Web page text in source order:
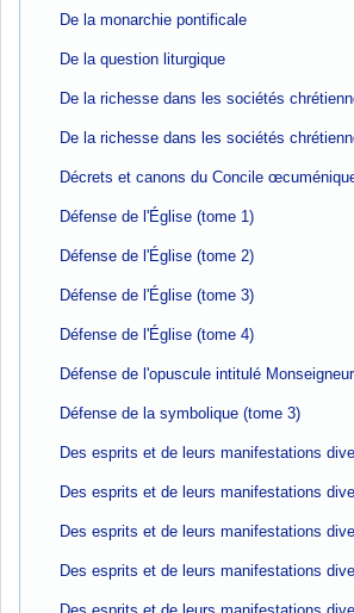
De la monarchie pontificale
De la question liturgique
De la richesse dans les sociétés
De la richesse dans les sociétés
Décrets et canons du Concile
Défense de l'Église (tome 1)
Défense de l'Église (tome 2)
Défense de l'Église (tome 3)
Défense de l'Église (tome 4)
Défense de l'opuscule intitulé
Défense de la symbolique (tome 3)
Des esprits et de leurs manifestations
Des esprits et de leurs manifestations
Des esprits et de leurs manifestations
Des esprits et de leurs manifestations